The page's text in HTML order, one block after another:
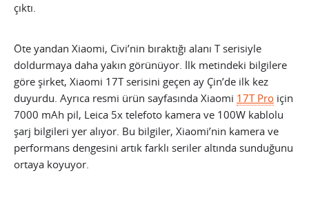
çıktı.
Öte yandan Xiaomi, Civi’nin bıraktığı alanı T serisiyle
doldurmaya daha yakın görünüyor. İlk metindeki bilgilere
göre şirket, Xiaomi 17T serisini geçen ay Çin’de ilk kez
duyurdu. Ayrıca resmi ürün sayfasında Xiaomi 17T Pro için
7000 mAh pil, Leica 5x telefoto kamera ve 100W kablolu
şarj bilgileri yer alıyor. Bu bilgiler, Xiaomi’nin kamera ve
performans dengesini artık farklı seriler altında sunduğunu
ortaya koyuyor.